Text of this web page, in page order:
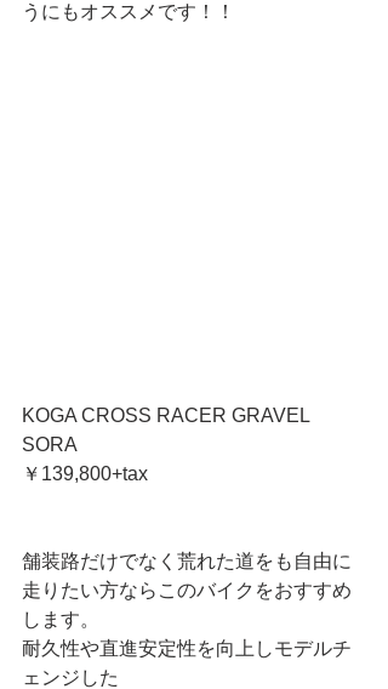
うにもオススメです！！
KOGA CROSS RACER GRAVEL
SORA
￥139,800+tax
舗装路だけでなく荒れた道をも自由に
走りたい方ならこのバイクをおすすめ
します。
耐久性や直進安定性を向上しモデルチ
ェンジした